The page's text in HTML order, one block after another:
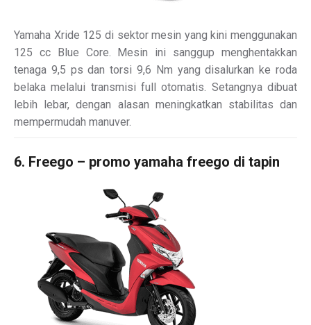
Yamaha Xride 125 di sektor mesin yang kini menggunakan
125 cc Blue Core. Mesin ini sanggup menghentakkan
tenaga 9,5 ps dan torsi 9,6 Nm yang disalurkan ke roda
belaka melalui transmisi full otomatis. Setangnya dibuat
lebih lebar, dengan alasan meningkatkan stabilitas dan
mempermudah manuver.
6. Freego – promo yamaha freego di tapin